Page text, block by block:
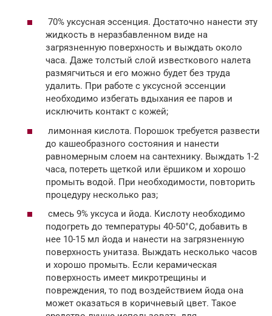
70% уксусная эссенция. Достаточно нанести эту
жидкость в неразбавленном виде на
загрязненную поверхность и выждать около
часа. Даже толстый слой известкового налета
размягчиться и его можно будет без труда
удалить. При работе с уксусной эссенции
необходимо избегать вдыхания ее паров и
исключить контакт с кожей;
лимонная кислота. Порошок требуется развести
до кашеобразного состояния и нанести
равномерным слоем на сантехнику. Выждать 1-2
часа, потереть щеткой или ёршиком и хорошо
промыть водой. При необходимости, повторить
процедуру несколько раз;
смесь 9% уксуса и йода. Кислоту необходимо
подогреть до температуры 40-50°С, добавить в
нее 10-15 мл йода и нанести на загрязненную
поверхность унитаза. Выждать несколько часов
и хорошо промыть. Если керамическая
поверхность имеет микротрещины и
повреждения, то под воздействием йода она
может оказаться в коричневый цвет. Такое